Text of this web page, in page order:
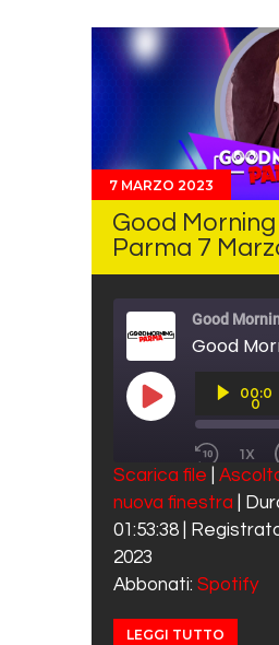
7 MARZO 2023
Good Morning
Parma 7
Good
Good
PLAY EPISODE
Audio
Player00:0
0
1X
Spotify
RSS FEED
SHARE
LINK
EMBED
Scarica file
nuova finestra
01:53:38
2023
Abbonati: Spotify
LEGGI TUTTO